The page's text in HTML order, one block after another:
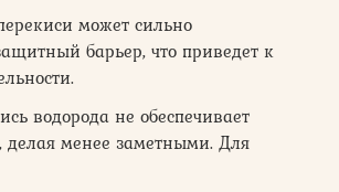
может сильно
барьер, что приведет к
водорода не обеспечивает
делая менее заметными. Для